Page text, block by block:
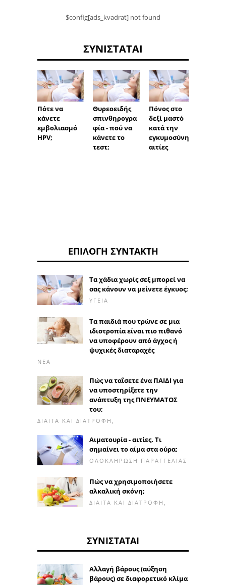
$config[ads_kvadrat] not found
ΣΥΝΙΣΤΆΤΑΙ
Πότε να
κάνετε
εμβολιασμό
HPV;
Θυρεοειδής
σπινθηρογρα
φία - πού να
κάνετε το
τεστ;
Πόνος στο
δεξί μαστό
κατά την
εγκυμοσύνη:
αιτίες
ΕΠΙΛΟΓΉ ΣΥΝΤΆΚΤΗ
Τα χάδια χωρίς σεξ μπορεί να
σας κάνουν να μείνετε έγκυος;
ΥΓΕΊΑ
Τα παιδιά που τρώνε σε μια
ιδιοτροπία είναι πιο πιθανό
να υποφέρουν από άγχος ή
ψυχικές διαταραχές
ΝΈΑ
Πώς να ταΐσετε ένα ΠΑΙΔΙ για
να υποστηρίξετε την
ανάπτυξη της ΠΝΕΥΜΑΤΟΣ
του;
ΔΊΑΙΤΑ ΚΑΙ ΔΙΑΤΡΟΦΉ,
Αιματουρία - αιτίες. Τι
σημαίνει το αίμα στα ούρα;
ΟΛΟΚΛΉΡΩΣΗ ΠΑΡΑΓΓΕΛΊΑΣ
Πώς να χρησιμοποιήσετε
αλκαλική σκόνη;
ΔΊΑΙΤΑ ΚΑΙ ΔΙΑΤΡΟΦΉ,
ΣΥΝΙΣΤΆΤΑΙ
Αλλαγή βάρους (αύξηση
βάρους) σε διαφορετικό κλίμα